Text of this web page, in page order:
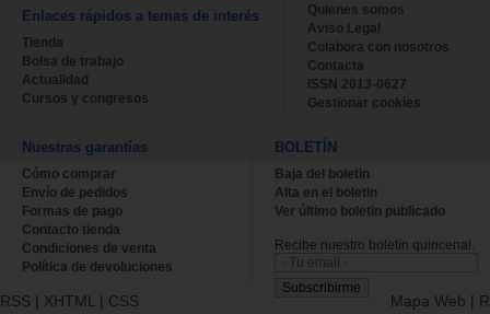
Enlaces rápidos a temas de interés
Tienda
Bolsa de trabajo
Actualidad
Cursos y congresos
Quienes somos
Aviso Legal
Colabora con nosotros
Contacta
ISSN 2013-0627
Gestionar cookies
Nuestras garantías
Cómo comprar
Envío de pedidos
Formas de pago
Contacto tienda
Condiciones de venta
Política de devoluciones
BOLETÍN
Baja del boletin
Alta en el boletin
Ver último boletin publicado
Recibe nuestro boletín quincenal.
RSS | XHTML | CSS Mapa Web |